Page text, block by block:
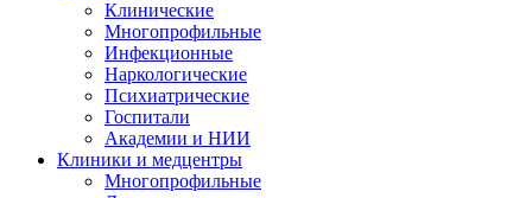
Клинические
Многопрофильные
Инфекционные
Наркологические
Психиатрические
Госпитали
Академии и НИИ
Клиники и медцентры
Многопрофильные